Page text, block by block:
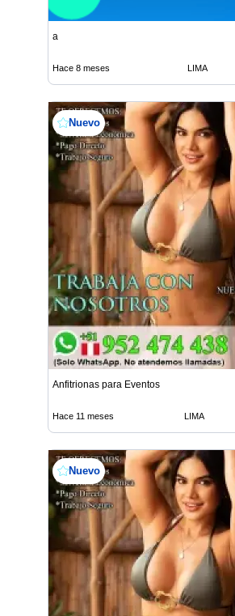
a
Hace 8 meses LIMA
Nuevo
Anfitrionas para Eventos
Hace 11 meses LIMA
Nuevo